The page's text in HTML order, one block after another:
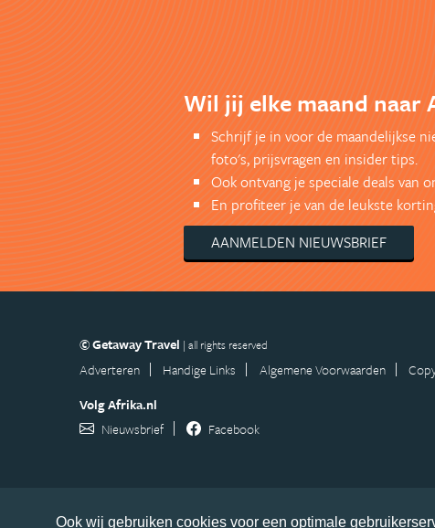
Ook wij gebruiken cookies voor een optimale
Wil jij elke maand naar
Schrijf je in voor de maandelijkse
foto's, prijsvragen en insider tips.
Ook ontvang je speciale deals van
En profiteer je van de leukste
AANMELDEN NIEUWSBRIEF
© Getaway Travel | all rights reserved
Adverteren Handige Links Algemene Voorwaarden
Volg Afrika.nl
Nieuwsbrief
Facebook